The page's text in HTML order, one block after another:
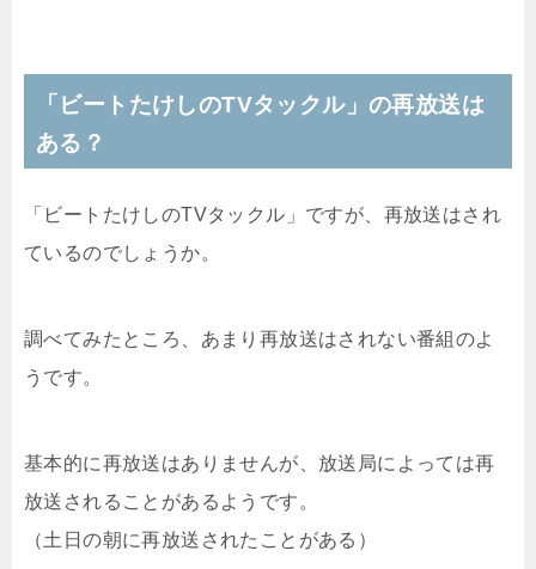
「ビートたけしのTVタックル」の再放送は
ある？
「ビートたけしのTVタックル」ですが、再放送はされ
ているのでしょうか。
調べてみたところ、あまり再放送はされない番組のよ
うです。
基本的に再放送はありませんが、放送局によっては再
放送されることがあるようです。
（土日の朝に再放送されたことがある）